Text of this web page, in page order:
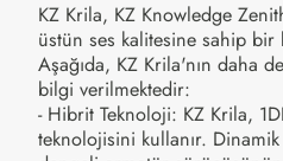
KZ Krila, KZ Knowledge
üstün ses kalitesine sahip bir
Aşağıda, KZ Krila'nın daha
bilgi verilmektedir:
- Hibrit Teknoloji: KZ Krila,
teknolojisini kullanır.